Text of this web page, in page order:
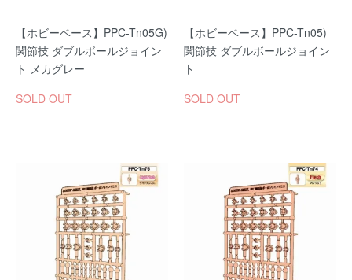
【ホビーベース】PPC-Tn05G)
関節技 ダブルボールジョイン
ト メカグレー
SOLD OUT
【ホビーベース】PPC-Tn05)
関節技 ダブルボールジョイン
ト
SOLD OUT